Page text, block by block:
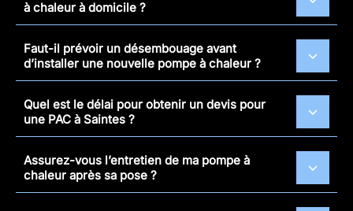
à chaleur à domicile ?
Faut-il prévoir un désembouage avant
d’installer une nouvelle pompe à chaleur ?
Quel est le délai pour obtenir un devis pour
une PAC à Saintes ?
Assurez-vous l’entretien de ma pompe à
chaleur après sa pose ?